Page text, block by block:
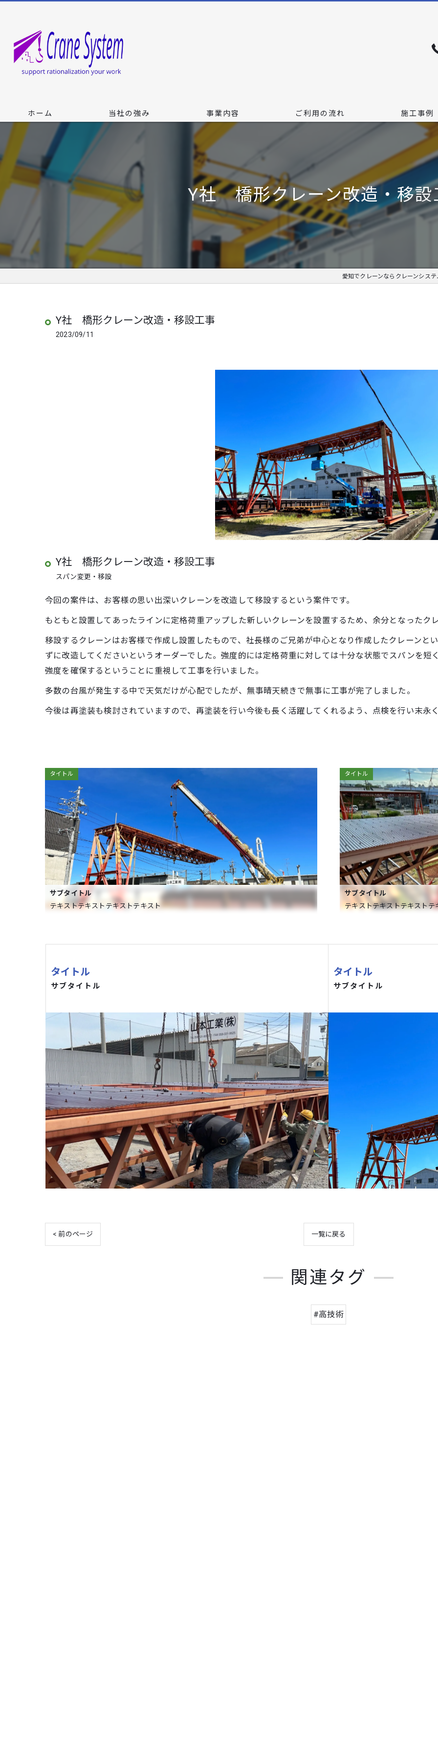
ホーム 当社の強み 事業内容 ご利用の流れ 施工事例
Y社 橋形クレーン改造・移設
愛知でクレーンならクレーンシス
Y社 橋形クレーン改造・移設工事
2023/09/11
Y社 橋形クレーン改造・移設工事
スパン変更・移設
今回の案件は、お客様の思い出深いクレーンを改造して移設するという案件です。
もともと設置してあったラインに定格荷重アップした新しいクレーンを設置するため、余分となったク
移設するクレーンはお客様で作成し設置したもので、社長様のご兄弟が中心となり作成したクレーンと
ずに改造してくださいというオーダーでした。強度的には定格荷重に対しては十分な状態でスパンを短
強度を確保するということに重視して工事を行いました。
多数の台風が発生する中で天気だけが心配でしたが、無事晴天続きで無事に工事が完了しました。
今後は再塗装も検討されていますので、再塗装を行い今後も長く活躍してくれるよう、点検を行い末永
タイトル
サブタイトル
テキストテキストテキストテキスト
タイトル
サブタイトル
テキストテキストテキストテ
タイトル
サブタイトル
タイトル
サブタイトル
< 前のページ 一覧に戻る
関連タグ
#高技術